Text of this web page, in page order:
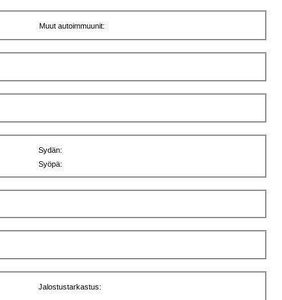
Muut autoimmuunit:
Sydän:
Syöpä:
Jalostustarkastus: